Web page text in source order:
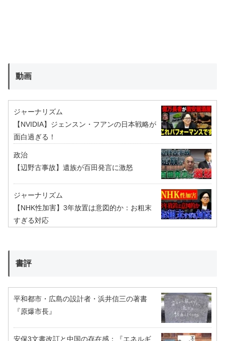
動画
ジャーナリズム
【NVIDIA】ジェンスン・フアンの日本戦略が
面白過ぎる！
政治
【辺野古事故】遺族が百田発言に激怒
ジャーナリズム
【NHK性加害】3年放置は意図的か：お粗末
すぎる対応
書評
平和都市・広島の設計者・浜井信三の著書
『原爆市長』
安保3文書改訂と中国の存在感：『エネルギ